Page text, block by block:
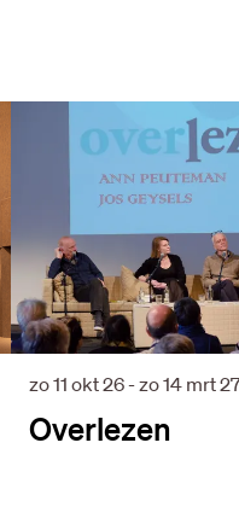
Overlezen
zo 11 okt 26-zo 14 mrt